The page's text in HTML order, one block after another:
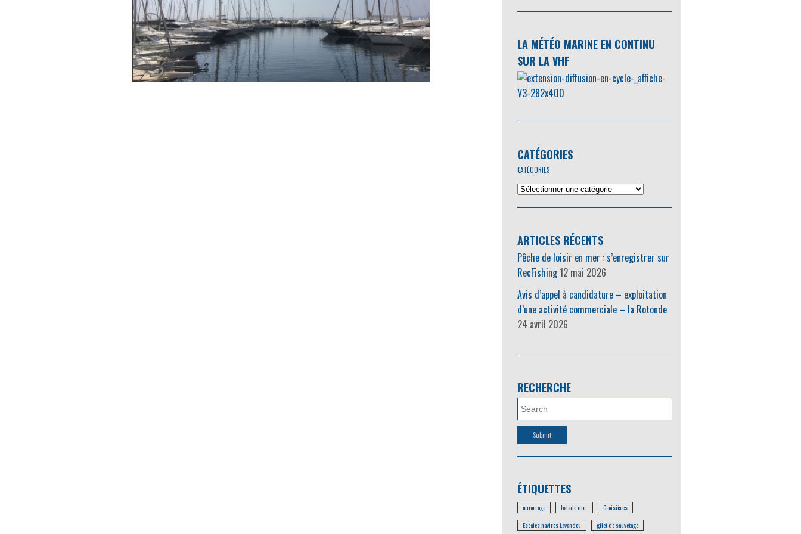
LA MÉTÉO MARINE EN CONTINU
SUR LA VHF
CATÉGORIES
CATÉGORIES
ARTICLES RÉCENTS
Pêche de loisir en mer : s’enregistrer sur
RecFishing12 mai 2026
Avis d’appel à candidature – exploitation
d’une activité commerciale – la Rotonde
24 avril 2026
RECHERCHE
ÉTIQUETTES
amarrage balade mer
Croisières
Escales navires Lavandou
gilet de sauvetage